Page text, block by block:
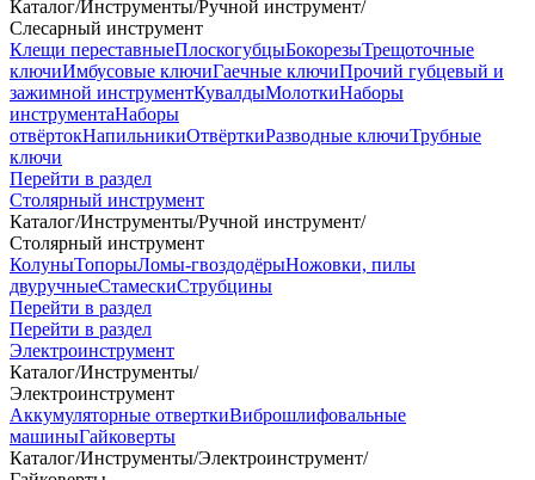
Каталог/Инструменты/Ручной инструмент/
Слесарный инструмент
Клещи переставныеПлоскогубцыБокорезыТрещоточные
ключиИмбусовые ключиГаечные ключиПрочий губцевый и
зажимной инструментКувалдыМолоткиНаборы
инструментаНаборы
отвёртокНапильникиОтвёрткиРазводные ключиТрубные
ключи
Перейти в раздел
Столярный инструмент
Каталог/Инструменты/Ручной инструмент/
Столярный инструмент
КолуныТопорыЛомы-гвоздодёрыНожовки, пилы
двуручныеСтамескиСтрубцины
Перейти в раздел
Перейти в раздел
Электроинструмент
Каталог/Инструменты/
Электроинструмент
Аккумуляторные отверткиВиброшлифовальные
машиныГайковерты
Каталог/Инструменты/Электроинструмент/